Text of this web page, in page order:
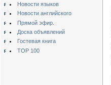
Новости языков
Новости английского
Прямой эфир.
Доска объявлений
Гостевая книга
TOP 100